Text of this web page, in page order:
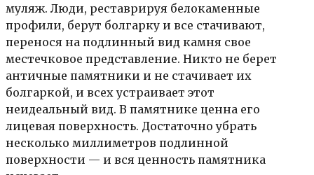
муляж. Люди, реставрируя белокаменные
профили, берут болгарку и все стачивают,
перенося на подлинный вид камня свое
местечковое представление. Никто не берет
античные памятники и не стачивает их
болгаркой, и всех устраивает этот
неидеальный вид. В памятнике ценна его
лицевая поверхность. Достаточно убрать
несколько миллиметров подлинной
поверхности — и вся ценность памятника